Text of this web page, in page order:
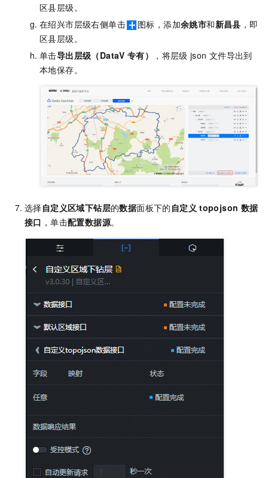
区县层级。
在绍兴市层级右侧单击
图标，添加余姚市和新昌县 ，即
区县层级。
单击导出层级（DataV 专有） ，将层级 json 文件导出到
本地保存。
选择自定义区域下钻层的数据面板下的 自定义 topojson 数据
接口 ，单击配置数据源。